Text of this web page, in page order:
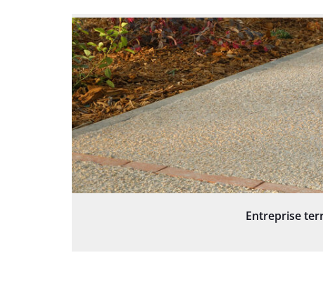
Entreprise